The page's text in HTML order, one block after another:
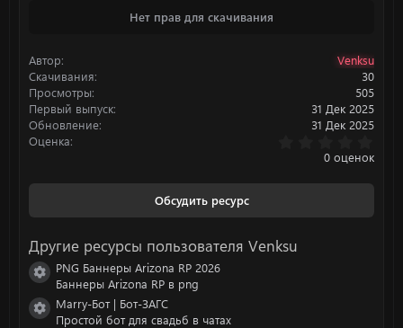
и
:
Нет прав для скачивания
Автор
Venksu
Скачивания
30
Просмотры
505
Первый выпуск
31 Дек 2025
Обновление
31 Дек 2025
Оценка
.
0
0 оценок
Обсудить ресурс
Другие ресурсы пользователя Venksu
Иконка ресурса
PNG Баннеры Arizona RP 2026
Баннеры Arizona RP в png
Иконка ресурса
Marry-Бот | Бот-ЗАГС
Простой бот для свадьб в чатах